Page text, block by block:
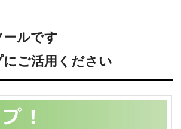
ールです
ご活用ください